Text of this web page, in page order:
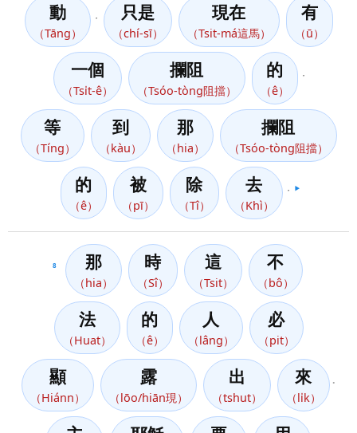
動
（Tāng）
只是
（chí-sī）
現在
（Tsit-má這馬）
有
（ū）
一個
（Tsi̍t-ê）
攔阻
（Tsóo-tòng阻擋）
的
（ê）
等
（Tíng）
到
（kàu）
那
（hia）
攔阻
（Tsóo-tòng阻擋）
的
（ê）
被
（pī）
除
（Tî）
去
（Khì）
▶️
8 那
（hia）
時
（Sî）
這
（Tsit）
不
（bô）
法
（Huat）
的
（ê）
人
（lâng）
必
（pit）
顯
（Hiánn）
露
（lōo/hiān現）
出
（tshut）
來
（li̍k）